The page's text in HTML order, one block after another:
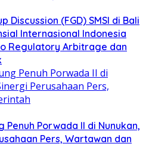
Discussion (FGD) SMSI di Bali
Internasional Indonesia
Regulatory Arbitrage dan
Penuh Porwada II di Nunukan,
Pers, Wartawan dan